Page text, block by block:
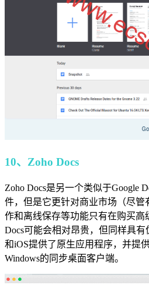
10、 Zoho Docs
Zoho Docs是另一个类似于Google
件，但是它更针对商业市场（尽
作和离线保存等功能只有在购买高
Docs可能会相对昂贵，但同样具
和iOS提供了原生应用程序，并提
Windows的同步桌面客户端。